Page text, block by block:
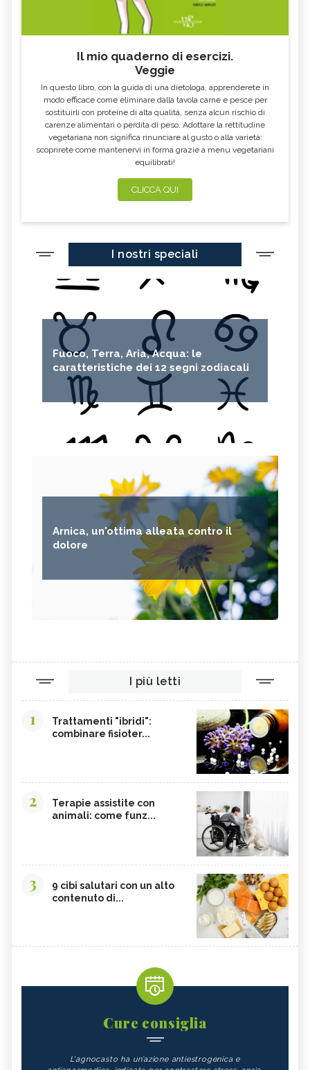
Il mio quaderno di esercizi.
Veggie
In questo libro, con la guida di una dietologa, apprenderete in
modo efficace come eliminare dalla tavola carne e pesce per
sostituirli con proteine di alta qualità, senza alcun rischio di
carenze alimentari o perdita di peso. Adottare la rettitudine
vegetariana non significa rinunciare al gusto o alla varietà:
scoprirete come mantenervi in forma grazie a menu vegetariani
equilibrati!
CLICCA QUI
I nostri speciali
Fuoco, Terra, Aria, Acqua: le
caratteristiche dei 12 segni zodiacali
Arnica, un'ottima alleata contro il
dolore
I più letti
1
Trattamenti "ibridi":
combinare fisioter...
2
Terapie assistite con
animali: come funz...
3
9 cibi salutari con un alto
contenuto di...
Cure consiglia
L'agnocasto ha un’azione antiestrogenica e